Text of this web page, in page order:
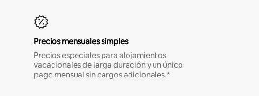
Precios mensuales simples
Precios especiales para alojamientos
vacacionales de larga duración y un único
pago mensual sin cargos adicionales.*